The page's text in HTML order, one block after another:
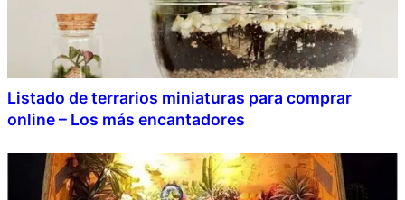
Listado de terrarios miniaturas para comprar
online – Los más encantadores